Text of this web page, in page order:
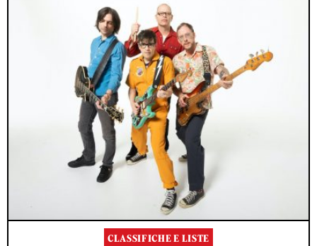
CLASSIFICHE E LISTE